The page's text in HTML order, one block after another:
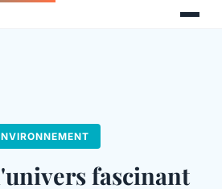
fascinant